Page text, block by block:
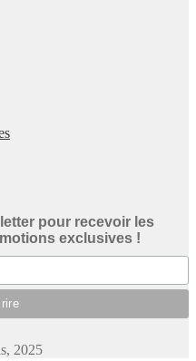
pour recevoir les
exclusives !
2025